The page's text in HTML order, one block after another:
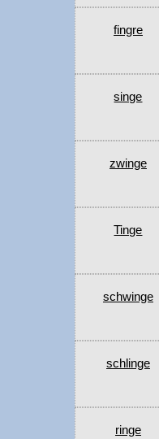
fingre
singe
zwinge
Tinge
schwinge
schlinge
ringe